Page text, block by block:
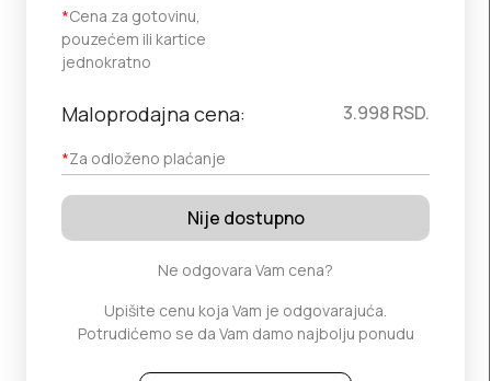
*Cena za gotovinu,
pouzećem ili kartice
jednokratno
Maloprodajna cena:
*Za odloženo plaćanje
3.998RSD.
Nije dostupno
Ne odgovara Vam cena?
Upišite cenu koja Vam je odgovarajuća.
Potrudićemo se da Vam damo najbolju ponudu